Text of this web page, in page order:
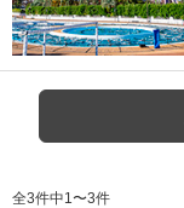
全3件中1〜3件